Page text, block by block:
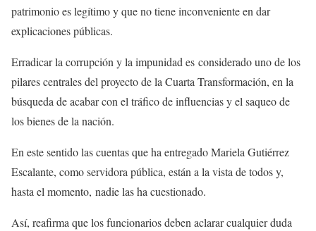
patrimonio es legítimo y que no tiene inconveniente en dar
explicaciones públicas.
Erradicar la corrupción y la impunidad es considerado uno de los
pilares centrales del proyecto de la Cuarta Transformación, en la
búsqueda de acabar con el tráfico de influencias y el saqueo de
los bienes de la nación.
En este sentido las cuentas que ha entregado Mariela Gutiérrez
Escalante, como servidora pública, están a la vista de todos y,
hasta el momento, nadie las ha cuestionado.
Así, reafirma que los funcionarios deben aclarar cualquier duda